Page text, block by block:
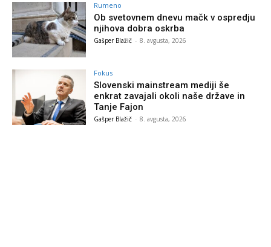
Rumeno
Ob svetovnem dnevu mačk v ospredju
njihova dobra oskrba
Gašper Blažič - 8. avgusta, 2026
Fokus
Slovenski mainstream mediji še
enkrat zavajali okoli naše države in
Tanje Fajon
Gašper Blažič - 8. avgusta, 2026